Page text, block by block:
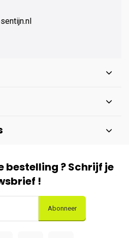
bestelling ? Schrijf je
!
Abonneer